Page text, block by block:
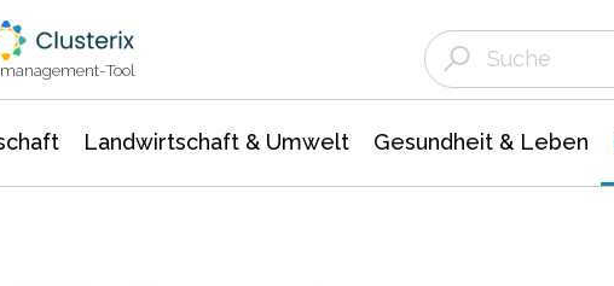
Tool
Landwirtschaft & Umwelt Gesundheit & Leben